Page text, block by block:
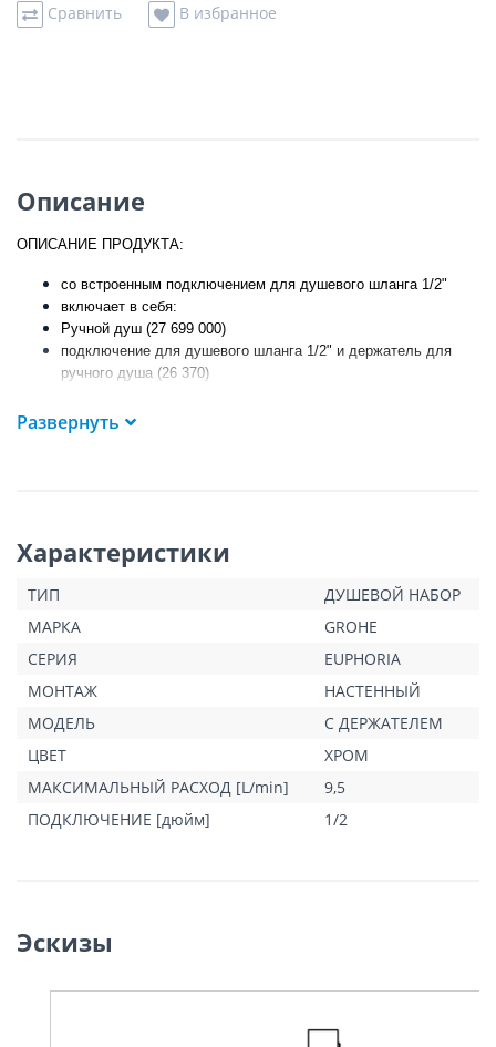
Сравнить В избранное
Описание
ОПИСАНИЕ ПРОДУКТА:
со встроенным подключением для душевого шланга 1/2"
включает в себя:
Ручной душ (27 699 000)
подключение для душевого шланга 1/2" и держатель для
ручного душа (26 370)
с защитой от обратного потока
внутренний охлаждающий канал
срока службы
против перекручивания шланга
Развернуть
Характеристики
ТИП
ДУШЕВОЙ НАБОР
МАРКА
GROHE
СЕРИЯ
EUPHORIA
МОНТАЖ
НАСТЕННЫЙ
МОДЕЛЬ
С ДЕРЖАТЕЛЕМ
ЦВЕТ
ХРОМ
МАКСИМАЛЬНЫЙ РАСХОД [L/min]
9,5
ПОДКЛЮЧЕНИЕ [дюйм]
1/2
Эскизы